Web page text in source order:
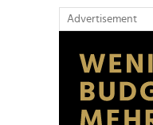
Advertisement